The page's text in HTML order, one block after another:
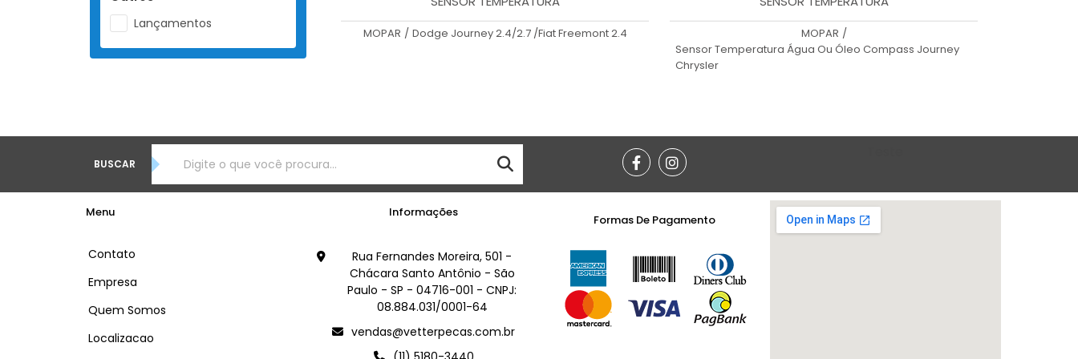
Lançamentos
MOPAR / Dodge Journey 2.4/2.7 /Fiat Freemont 2.4 MOPAR /
Sensor Temperatura Água Ou Óleo Compass Journey
Chrysler
BUSCAR
Menu
Contato
Empresa
Quem Somos
Localizacao
Informações
Rua Fernandes Moreira, 501 -
Chácara Santo Antônio - São
Paulo - SP - 04716-001 - CNPJ:
08.884.031/0001-64
vendas@vetterpecas.com.br
Formas De Pagamento